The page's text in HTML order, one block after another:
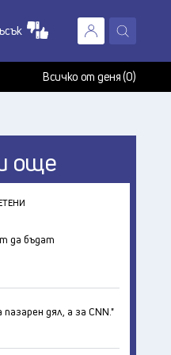
Всичко от деня (0)
още
да бъдат
дял, а за CNN."